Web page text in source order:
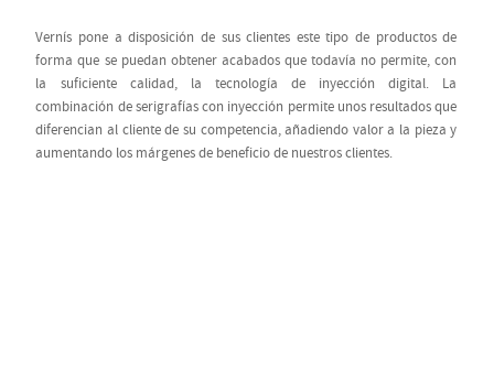
Vernís pone a disposición de sus clientes este tipo de productos de
forma que se puedan obtener acabados que todavía no permite, con
la suficiente calidad, la tecnología de inyección digital. La
combinación de serigrafías con inyección permite unos resultados que
diferencian al cliente de su competencia, añadiendo valor a la pieza y
aumentando los márgenes de beneficio de nuestros clientes.